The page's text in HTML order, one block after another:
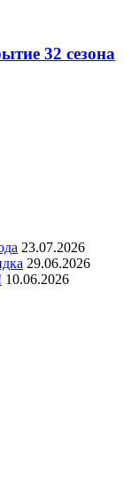
32 сезона
23.07.2026
29.06.2026
10.06.2026